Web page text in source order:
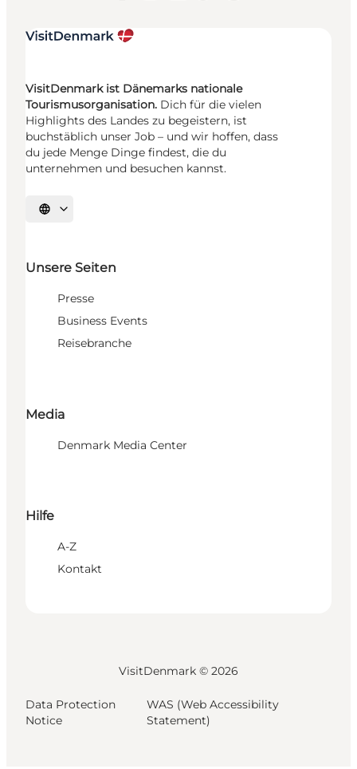
VisitDenmark ist Dänemarks nationale
Tourismusorganisation. Dich für die vielen
Highlights des Landes zu begeistern, ist
buchstäblich unser Job – und wir hoffen, dass
du jede Menge Dinge findest, die du
unternehmen und besuchen kannst.
Sprache auswählen
Unsere Seiten
Presse
Business Events
Reisebranche
Media
Denmark Media Center
Hilfe
A-Z
Kontakt
VisitDenmark © 2026
Data Protection
Notice
WAS (Web Accessibility
Statement)